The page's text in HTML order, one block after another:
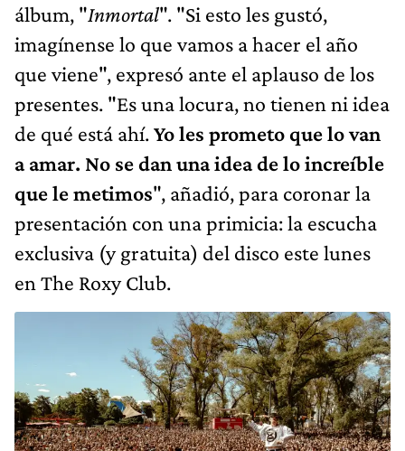
álbum, "Inmortal". "Si esto les gustó,
imagínense lo que vamos a hacer el año
que viene", expresó ante el aplauso de los
presentes. "Es una locura, no tienen ni idea
de qué está ahí.Yo les prometo que lo van
a amar. No se dan una idea de lo increíble
que le metimos", añadió, para coronar la
presentación con una primicia: la escucha
exclusiva (y gratuita) del disco este lunes
en The Roxy Club.